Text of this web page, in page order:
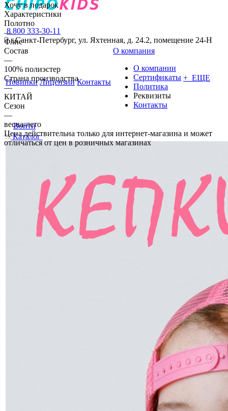
8 800 333-30-11
г.Санкт-Петербург, ул. Яхтенная, д. 24.2, помещение 24-Н
Новинки Лицензии Контакты
О компания
О компании
Сертификаты
Политика
Реквизиты
Контакты
+ ЕЩЕ
Войти
Каталог
Хочу в подарок
Характеристики
Полотно
—
Флис
Состав
—
100% полиэстер
Страна производства
—
КИТАЙ
Сезон
—
весна-лето
Цена действительна только для интернет-магазина и может
отличаться от цен в розничных магазинах